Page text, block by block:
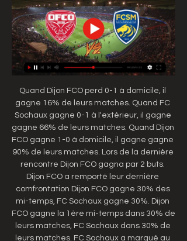
Quand Dijon FCO perd 0-1 à domicile, il
gagne 16% de leurs matches. Quand FC
Sochaux gagne 0-1 à l'extérieur, il gagne
gagne 66% de leurs matches. Quand Dijon
FCO gagne 1-0 à domicile, il gagne gagne
90% de leurs matches. Lors de la dernière
rencontre Dijon FCO gagna par 2 buts.
Dijon FCO a remporté leur dernière
comfrontation Dijon FCO gagne 30% des
mi-temps, FC Sochaux gagne 30%. Dijon
FCO gagne la 1ère mi-temps dans 30% de
leurs matches, FC Sochaux dans 30% de
leurs matches. FC Sochaux a marqué au